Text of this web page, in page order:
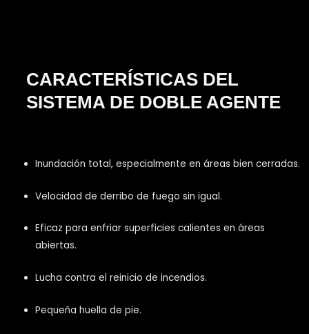
CARACTERÍSTICAS DEL
SISTEMA DE DOBLE AGENTE
Inundación total, especialmente en áreas bien cerradas.
Velocidad de derribo de fuego sin igual.
Eficaz para enfriar superficies calientes en áreas
abiertas.
Lucha contra el reinicio de incendios.
Pequeña huella de pie.